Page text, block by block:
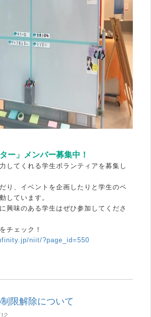
ー」メンバー募集中！
してくれる学生ボランティアを募集し
り、イベントを企画したりと 学生のペ
しています。
興味のある学生はぜひ参加してくださ
チェック！
niit/?page_id=550
限解除について